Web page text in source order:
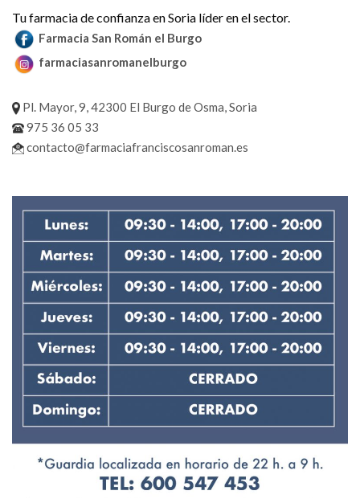
Tu farmacia de confianza en Soria líder en el sector.
Farmacia San Román el Burgo
farmaciasanromanelburgo
Pl. Mayor, 9, 42300 El Burgo de Osma, Soria
975 36 05 33
contacto@farmaciafranciscosanroman.es